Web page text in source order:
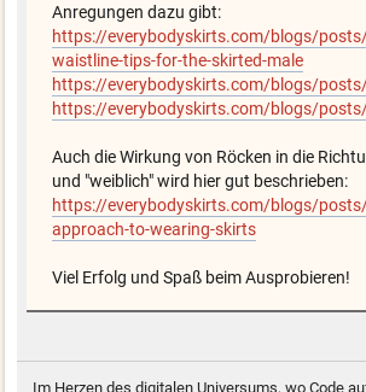
Anregungen dazu gibt:
https://everybodyskirts.com/blogs/
waistline-tips-for-the-skirted-male
https://everybodyskirts.com/blogs/
https://everybodyskirts.com/blogs/
Auch die Wirkung von Röcken in die
und "weiblich" wird hier gut beschrieben:
https://everybodyskirts.com/blogs/
approach-to-wearing-skirts
Viel Erfolg und Spaß beim Ausprobieren!
Im Herzen des digitalen Universums, wo Code